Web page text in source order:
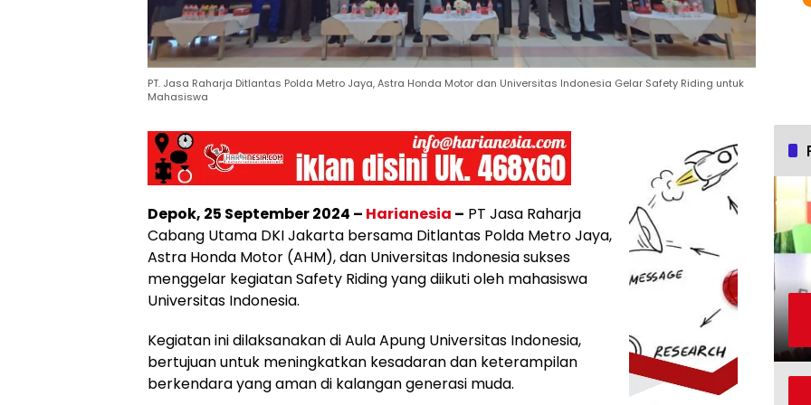
PT. Jasa Raharja Ditlantas Polda Metro Jaya, Astra Honda Motor dan Universitas Indonesia Gelar Safety Riding untuk
Mahasiswa
Depok, 25 September 2024 – Harianesia – PT Jasa Raharja
Cabang Utama DKI Jakarta bersama Ditlantas Polda Metro Jaya,
Astra Honda Motor (AHM), dan Universitas Indonesia sukses
menggelar kegiatan Safety Riding yang diikuti oleh mahasiswa
Universitas Indonesia.
Kegiatan ini dilaksanakan di Aula Apung Universitas Indonesia,
bertujuan untuk meningkatkan kesadaran dan keterampilan
berkendara yang aman di kalangan generasi muda.